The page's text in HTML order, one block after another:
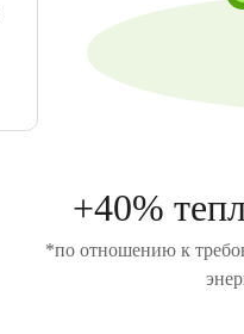
+40%
*по отношению к